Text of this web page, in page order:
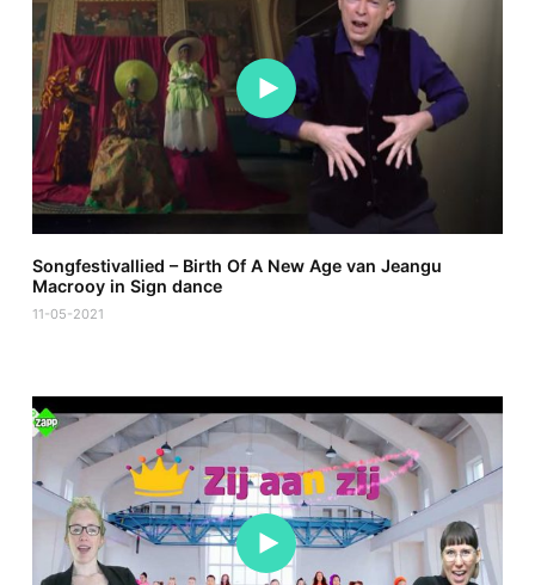
Songfestivallied – Birth Of A New Age van Jeangu
Macrooy in Sign dance
11-05-2021